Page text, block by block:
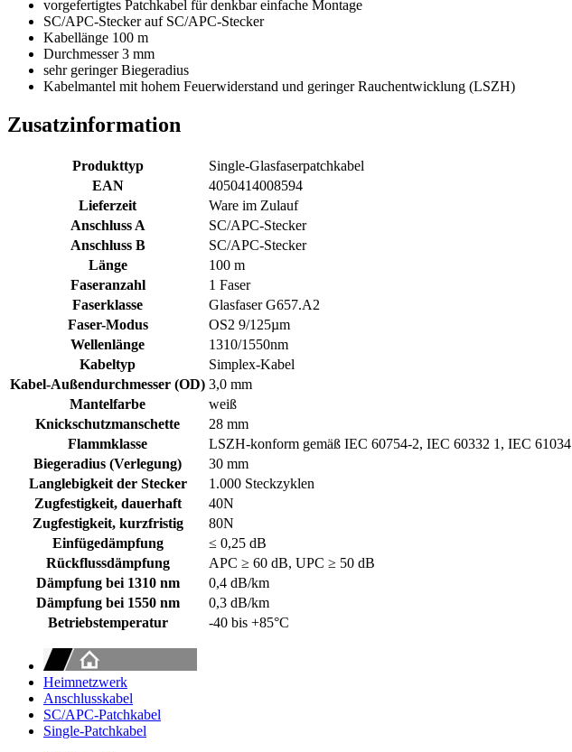
vorgefertigtes Patchkabel für denkbar einfache Montage
SC/APC-Stecker auf SC/APC-Stecker
Kabellänge 100 m
Durchmesser 3 mm
sehr geringer Biegeradius
Kabelmantel mit hohem Feuerwiderstand und geringer Rauchentwicklung (LSZH)
Zusatzinformation
Produkttyp
Single-Glasfaserpatchkabel
EAN
4050414008594
Lieferzeit
Ware im Zulauf
Anschluss A
SC/APC-Stecker
Anschluss B
SC/APC-Stecker
Länge
100 m
Faseranzahl
1 Faser
Faserklasse
Glasfaser G657.A2
Faser-Modus
OS2 9/125µm
Wellenlänge
1310/1550nm
Kabeltyp
Simplex-Kabel
Kabel-Außendurchmesser (OD) 3,0 mm
Mantelfarbe
weiß
Knickschutzmanschette
28 mm
Flammklasse
LSZH-konform gemäß IEC 60754-2, IEC 60332 1, IEC 61034
Biegeradius (Verlegung)
30 mm
Langlebigkeit der Stecker
1.000 Steckzyklen
Zugfestigkeit, dauerhaft
40N
Zugfestigkeit, kurzfristig
80N
Einfügedämpfung
≤ 0,25 dB
Rückflussdämpfung
APC ≥ 60 dB, UPC ≥ 50 dB
Dämpfung bei 1310 nm
0,4 dB/km
Dämpfung bei 1550 nm
0,3 dB/km
Betriebstemperatur
-40 bis +85°C
Heimnetzwerk
Anschlusskabel
SC/APC-Patchkabel
Single-Patchkabel